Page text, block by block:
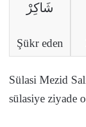
شَاكِرْ
Şükr eden
Sülasi Mezid
sülasiye ziyade